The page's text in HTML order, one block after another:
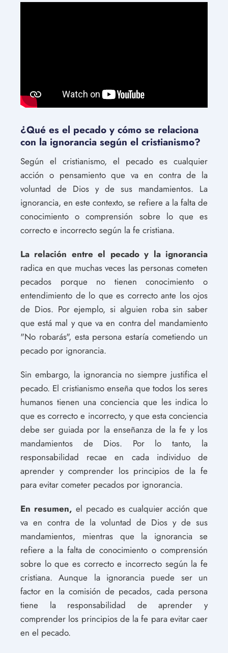
¿Qué es el pecado y cómo se relaciona
con la ignorancia según el cristianismo?
Según el cristianismo, el pecado es cualquier
acción o pensamiento que va en contra de la
voluntad de Dios y de sus mandamientos. La
ignorancia, en este contexto, se refiere a la falta de
conocimiento o comprensión sobre lo que es
correcto e incorrecto según la fe cristiana.
La relación entre el pecado y la ignorancia
radica en que muchas veces las personas cometen
pecados porque no tienen conocimiento o
entendimiento de lo que es correcto ante los ojos
de Dios. Por ejemplo, si alguien roba sin saber
que está mal y que va en contra del mandamiento
"No robarás", esta persona estaría cometiendo un
pecado por ignorancia.
Sin embargo, la ignorancia no siempre justifica el
pecado. El cristianismo enseña que todos los seres
humanos tienen una conciencia que les indica lo
que es correcto e incorrecto, y que esta conciencia
debe ser guiada por la enseñanza de la fe y los
mandamientos de Dios. Por lo tanto, la
responsabilidad recae en cada individuo de
aprender y comprender los principios de la fe
para evitar cometer pecados por ignorancia.
En resumen, el pecado es cualquier acción que
va en contra de la voluntad de Dios y de sus
mandamientos, mientras que la ignorancia se
refiere a la falta de conocimiento o comprensión
sobre lo que es correcto e incorrecto según la fe
cristiana. Aunque la ignorancia puede ser un
factor en la comisión de pecados, cada persona
tiene la responsabilidad de aprender y
comprender los principios de la fe para evitar caer
en el pecado.